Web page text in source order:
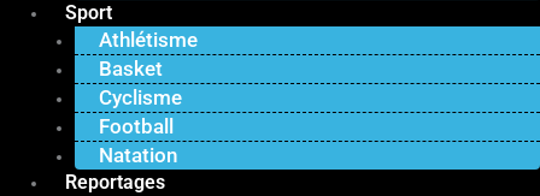
Sport
Athlétisme
Basket
Cyclisme
Football
Natation
Reportages